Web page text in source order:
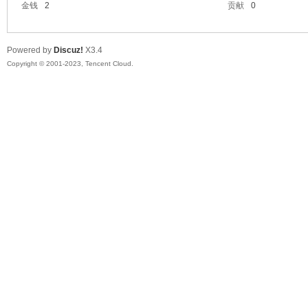
金钱
2 贡献 0
Powered by Discuz! X3.4
Copyright © 2001-2023, Tencent Cloud.